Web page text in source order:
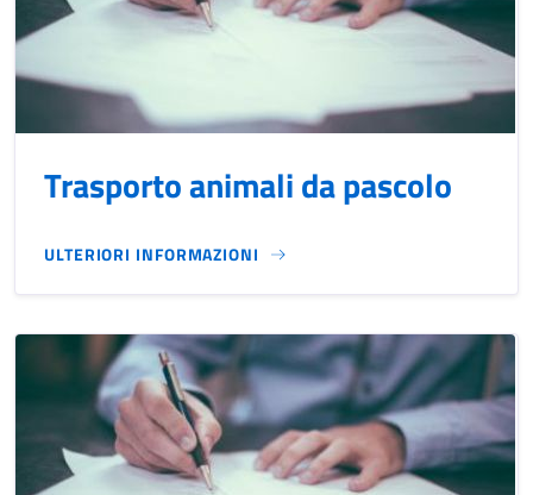
Trasporto animali da pascolo
ULTERIORI INFORMAZIONI